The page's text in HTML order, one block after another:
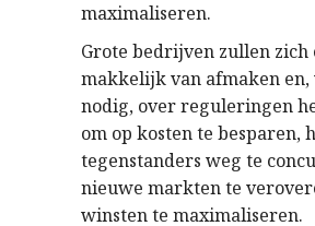
maximaliseren.
Grote bedrijven zullen zich
makkelijk van afmaken
nodig, over reguleringen
om op kosten te besparen,
tegenstanders weg te
nieuwe markten te
winsten te maximaliseren.